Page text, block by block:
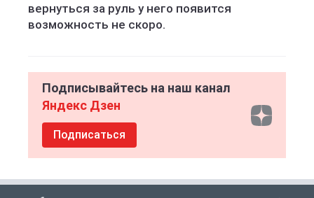
вернуться за руль у него появится
возможность не скоро.
Подписывайтесь на наш канал
Яндекс Дзен
Подписаться